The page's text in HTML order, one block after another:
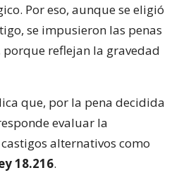
Por eso, aunque se eligió
se impusieron las penas
reflejan la gravedad
que, por la pena decidida
evaluar la
alternativos como
18.216.